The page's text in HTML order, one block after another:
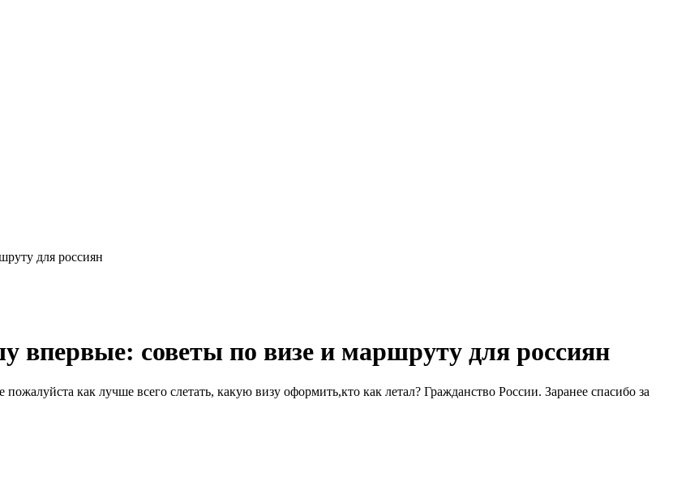
для россиян
впервые: советы по визе и маршруту для россиян
как лучше всего слетать, какую визу оформить,кто как летал? Гражданство России. Заранее спасибо за